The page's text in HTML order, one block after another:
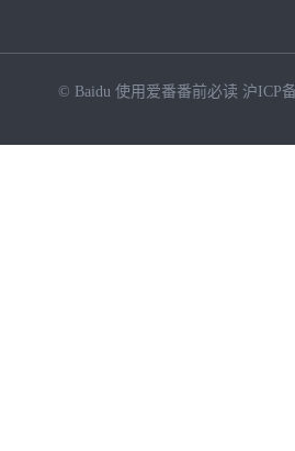
© Baidu 使用爱番番前必读 沪ICP